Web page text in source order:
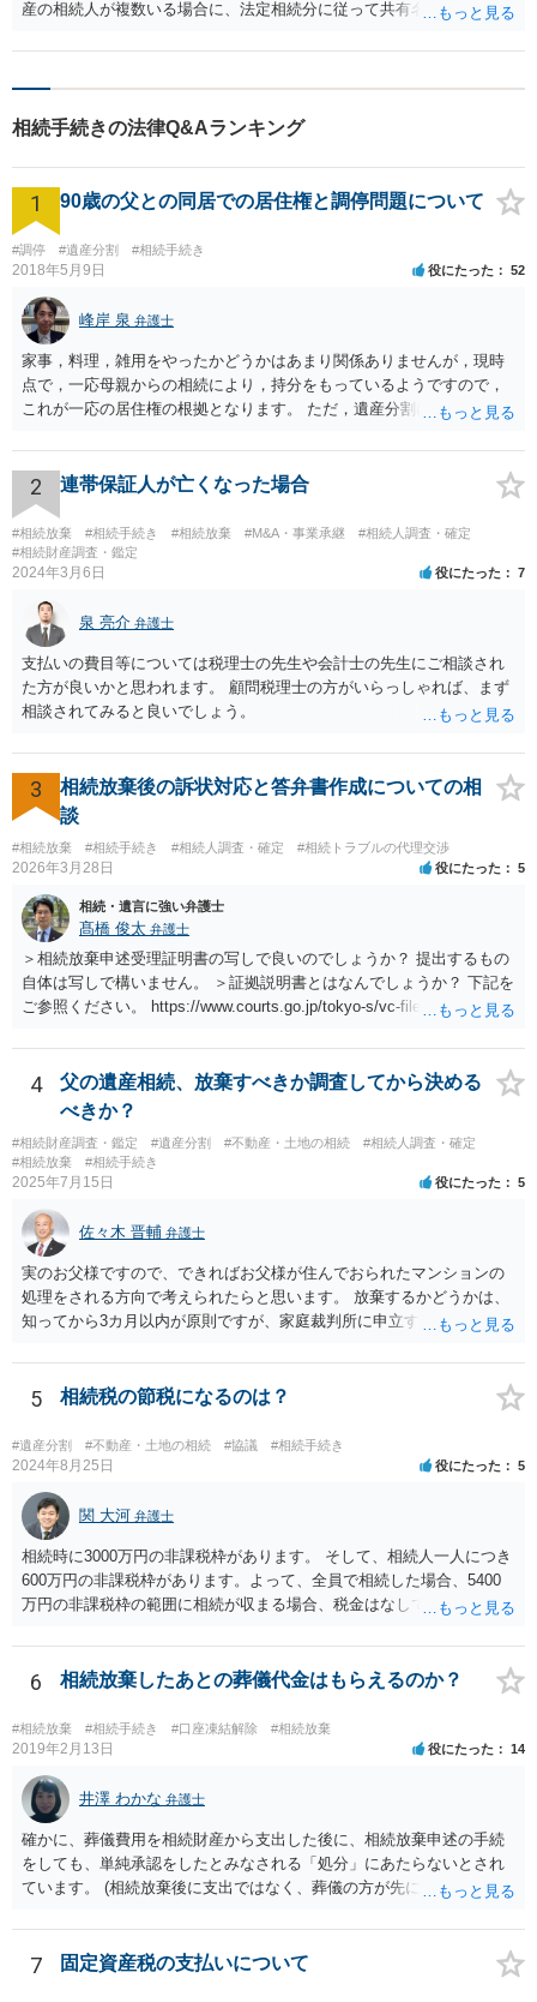
産の相続人が複数いる場合に、法定相続分に従って共有名義で登記す
第5項は「各共有者は、前各項の規定にかかわらず、保存行為をするこ
ができるのはもちろん、各相続人が共同相続人全員のために単独で申
寄りの司法書士事務所や法律事務所等で相談ください。
相続手続きの法律Q&Aランキング
1 90歳の父との同居での居住権と調停問題について
#調停 #遺産分割 #相続手続き
2018年5月9日 役にたった 52
峰岸 泉 弁護士
家事，料理，雑用をやったかどうかはあまり関係ありませんが，現時
点で，一応母親からの相続により，持分をもっているようですので，
これが一応の居住権の根拠となります。 ただ，遺産分割により，母の
2 連帯保証人が亡くなった場合
#相続放棄 #相続手続き #相続放棄 #M&A・事業承継
#相続人調査・確定
#相続財産調査・鑑定
2024年3月6日 役にたった 7
泉 亮介 弁護士
支払いの費目等については税理士の先生や会計士の先生にご相談され
た方が良いかと思われます。 顧問税理士の方がいらっしゃれば、まず
相談されてみると良いでしょう。
3
相続放棄後の訴状対応と答弁書作成についての相
談
#相続放棄 #相続手続き #相続人調査・確定 #相続トラブルの代理交渉
2026年3月28日 役にたった 5
相続・遺言に強い弁護士
髙橋 俊太 弁護士
＞相続放棄申述受理証明書の写しで良いのでしょうか？ 提出するもの
自体は写しで構いません。 ＞証拠説明書とはなんでしょうか？ 下記を
ご参照ください。 https://www.courts.go.jp/tokyo-s/vc-files/tokyo-s/file/
4
父の遺産相続、放棄すべきか調査してから決める
べきか？
#相続財産調査・鑑定 #遺産分割 #不動産・土地の相続
#相続人調査・確定
#相続放棄
#相続手続き
2025年7月15日 役にたった 5
佐々木 晋輔 弁護士
実のお父様ですので、できればお父様が住んでおられたマンションの
処理をされる方向で考えられたらと思います。 放棄するかどうかは、
知ってから3カ月以内が原則ですが、家庭裁判所に申立すれば3カ月の
放棄するかどうか決めることができます。 銀行やサラ金が数年も放置
することはありませんので、数年後に借金が発見される可能性はほぼ
伸長して調査したところ、サラ金に対する過払金など相当な財産が見
つかったため相続したという事例がありました。
5 相続税の節税になるのは？
#遺産分割 #不動産・土地の相続 #協議 #相続手続き
2024年8月25日 役にたった 5
関 大河 弁護士
相続時に3000万円の非課税枠があります。 そして、相続人一人につき
600万円の非課税枠があります。よって、全員で相続した場合、5400
万円の非課税枠の範囲に相続が収まる場合、税金はなしです。 一人が
範囲となります。 一般的には、全員で相続する方が税金はお得です。
また、全員で相続しても、話し合いの結果、親がすべて相続と決める
0万円分使えます。 父が亡くなり、母が全部相続すると、母から三人
で相続する際は、4800万円が非課税枠となります。 そうすると、母が
亡くなってから相続すると、両親のどちらかが亡くなってから相続す
るより非課税の枠が減少します。 計画的に相続をするのがおすすめと
いうことになります。これ以外にも気をつける点はあるかもしれませ
んので、一度相談して想定するのがおすすめと思います。
6 相続放棄したあとの葬儀代金はもらえるのか？
#相続放棄 #相続手続き #口座凍結解除 #相続放棄
2019年2月13日 役にたった 14
井澤 わかな 弁護士
確かに、葬儀費用を相続財産から支出した後に、相続放棄申述の手続
をしても、単純承認をしたとみなされる「処分」にあたらないとされ
ています。 (相続放棄後に支出ではなく、葬儀の方が先に来るのが通常
述の手続ということだと思いますが) ただ、葬儀費用ならいくらでもよ
いということではなく、身分相応の、社会的儀式として当然認められ
7 固定資産税の支払いについて